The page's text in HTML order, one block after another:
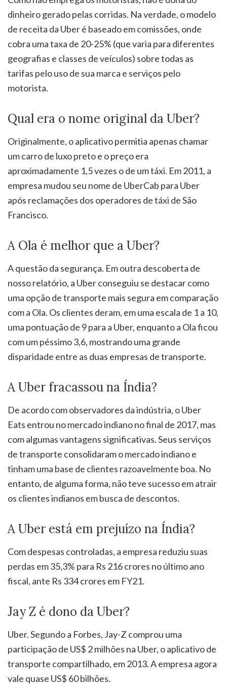
dinheiro gerado pelas corridas. Na verdade, o modelo
de receita da Uber é baseado em comissões, onde
cobra uma taxa de 20-25% (que varia para diferentes
geografias e classes de veículos) sobre todas as
tarifas pelo uso de sua marca e serviços pelo
motorista.
Qual era o nome original da Uber?
Originalmente, o aplicativo permitia apenas chamar
um carro de luxo preto e o preço era
aproximadamente 1,5 vezes o de um táxi. Em 2011, a
empresa mudou seu nome de UberCab para Uber
após reclamações dos operadores de táxi de São
Francisco.
A Ola é melhor que a Uber?
A questão da segurança. Em outra descoberta de
nosso relatório, a Uber conseguiu se destacar como
uma opção de transporte mais segura em comparação
com a Ola. Os clientes deram, em uma escala de 1 a 10,
uma pontuação de 9 para a Uber, enquanto a Ola ficou
com um péssimo 3,6, mostrando uma grande
disparidade entre as duas empresas de transporte.
A Uber fracassou na Índia?
De acordo com observadores da indústria, o Uber
Eats entrou no mercado indiano no final de 2017, mas
com algumas vantagens significativas. Seus serviços
de transporte consolidaram o mercado indiano e
tinham uma base de clientes razoavelmente boa. No
entanto, de alguma forma, não teve sucesso em atrair
os clientes indianos em busca de descontos.
A Uber está em prejuízo na Índia?
Com despesas controladas, a empresa reduziu suas
perdas em 35,3% para Rs 216 crores no último ano
fiscal, ante Rs 334 crores em FY21.
Jay Z é dono da Uber?
Uber. Segundo a Forbes, Jay-Z comprou uma
participação de US$ 2 milhões na Uber, o aplicativo de
transporte compartilhado, em 2013. A empresa agora
vale quase US$ 60 bilhões.